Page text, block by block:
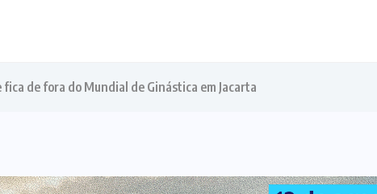
de fora do Mundial de Ginástica em Jacarta